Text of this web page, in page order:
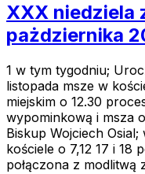
XXX niedziela
pażdziernika
1 w tym tygodniu;
listopada msze w
miejskim o 12.30
wypominkową i msza
Biskup Wojciech
kościele o 7,12 17 i 18
połączona z modlitwą